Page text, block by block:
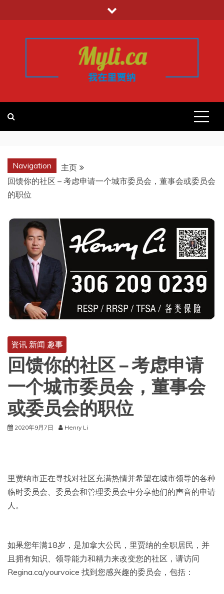
至
我的里贾纳
REGINA
Navigation
主页
回馈你的社区 – 考虑申请一个城市委员会，董事会或委员会
的职位
资讯 新闻 趣事
回馈你的社区 – 考虑申请
一个城市委员会，董事会
或委员会的职位
2020年9月7日 Henry Li
里贾纳市正在寻找对社区充满热情并希望在城市领导的各种
临时委员会、委员会和管理委员会中分享他们的声音的申请
人。
如果您年满18岁，是加拿大公民，里贾纳的全职居民，并
且拥有知识、领导能力和精力来改变您的社区，请访问
Regina.ca/yourvoice 找到您感兴趣的委员会，包括：